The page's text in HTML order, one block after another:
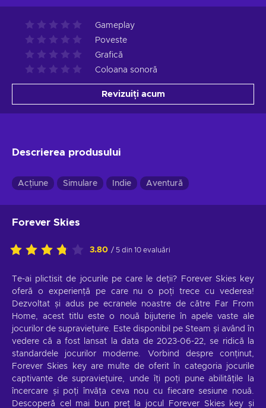
Gameplay
Poveste
Grafică
Coloana sonoră
Revizuiți acum
Descrierea produsului
Acțiune Simulare Indie Aventură
Forever Skies
3.80 / 5 din 10 evaluări
Te-ai plictisit de jocurile pe care le deții? Forever Skies key
oferă o experiență pe care nu o poți trece cu vederea!
Dezvoltat și adus pe ecranele noastre de către Far From
Home, acest titlu este o nouă bijuterie în apele vaste ale
jocurilor de supraviețuire. Este disponibil pe Steam și având în
vedere că a fost lansat la data de 2023-06-22, se ridică la
standardele jocurilor moderne. Vorbind despre conținut,
Forever Skies key are multe de oferit în categoria jocurile
captivante de supraviețuire, unde îți poți pune abilitățile la
încercare și poți învăța ceva nou cu fiecare sesiune nouă.
Descoperă cel mai bun preț la jocul Forever Skies key și